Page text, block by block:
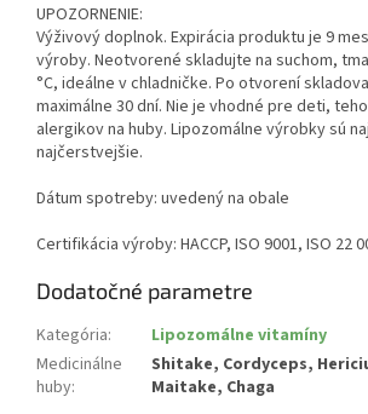
UPOZORNENIE:
Výživový doplnok. Expirácia produktu je 9
výroby. Neotvorené skladujte na suchom,
°C, ideálne v chladničke. Po otvorení
maximálne 30 dní. Nie je vhodné pre deti,
alergikov na huby. Lipozomálne výrobky sú
najčerstvejšie.
Dátum spotreby: uvedený na obale
Certifikácia výroby: HACCP, ISO 9001, ISO 22
Dodatočné parametre
Kategória:
Lipozomálne vitamíny
Medicinálne
huby:
Shitake, Cordyceps,
Maitake, Chaga